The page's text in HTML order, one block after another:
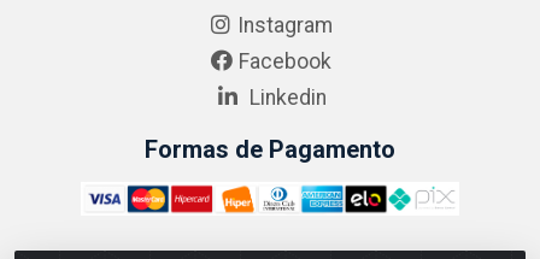
Instagram
Facebook
Linkedin
Formas de Pagamento